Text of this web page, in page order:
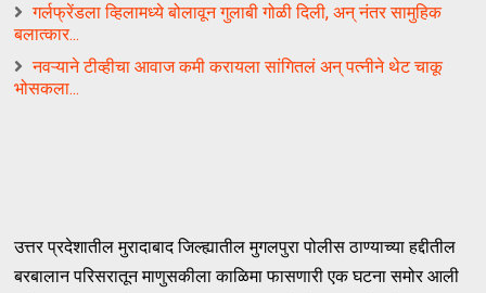
गर्लफ्रेंडला व्हिलामध्ये बोलावून गुलाबी गोळी दिली, अन् नंतर सामुहिक
बलात्कार...
नवऱ्याने टीव्हीचा आवाज कमी करायला सांगितलं अन् पत्नीने थेट चाकू
भोसकला...
उत्तर प्रदेशातील मुरादाबाद जिल्ह्यातील मुगलपुरा पोलीस ठाण्याच्या हद्दीतील
बरबालान परिसरातून माणुसकीला काळिमा फासणारी एक घटना समोर आली